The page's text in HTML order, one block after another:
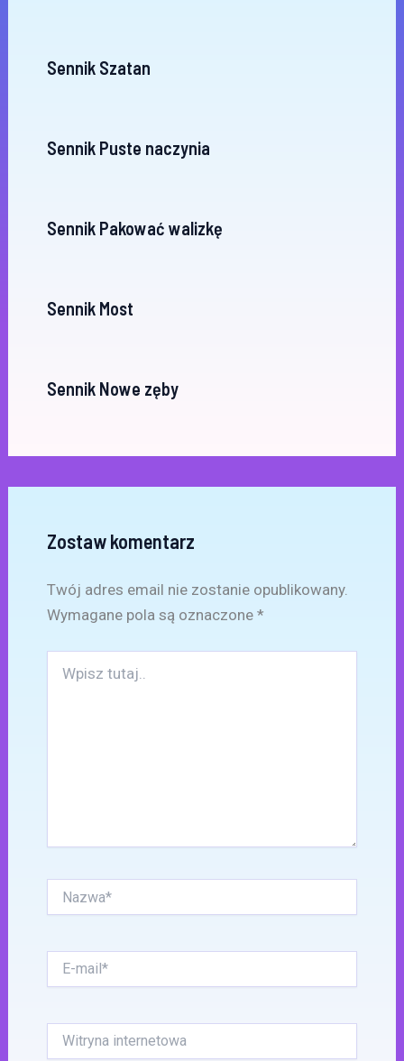
Sennik Szatan
Sennik Puste naczynia
Sennik Pakować walizkę
Sennik Most
Sennik Nowe zęby
Zostaw komentarz
Twój adres email nie zostanie opublikowany.
Wymagane pola są oznaczone *
tutaj..
mail*
internetowa